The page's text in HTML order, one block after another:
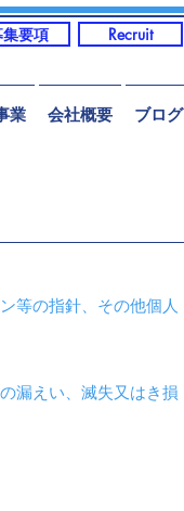
業 会社概要 ブログ
Recruit
要項
等の指針、その他個人
漏えい、滅失又はき損